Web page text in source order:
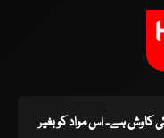
کی کاوش ہے۔ اس مواد کو بغیر